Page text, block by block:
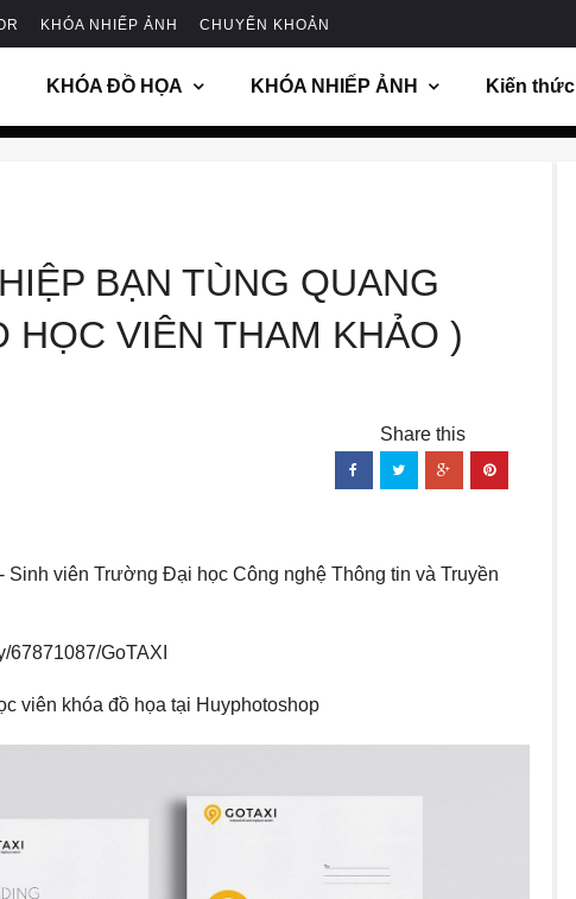
KHÓA NHIẾP ẢNH CHUYỂN KHOẢN
KHÓA ĐỒ HỌA KHÓA NHIẾP ẢNH Kiến thức
BẠN TÙNG QUANG
HỌC VIÊN THAM KHẢO )
- Sinh viên Trường Đại học Công nghệ Thông tin và Truyền
67871087/GoTAXI
viên khóa đồ họa tại Huyphotoshop